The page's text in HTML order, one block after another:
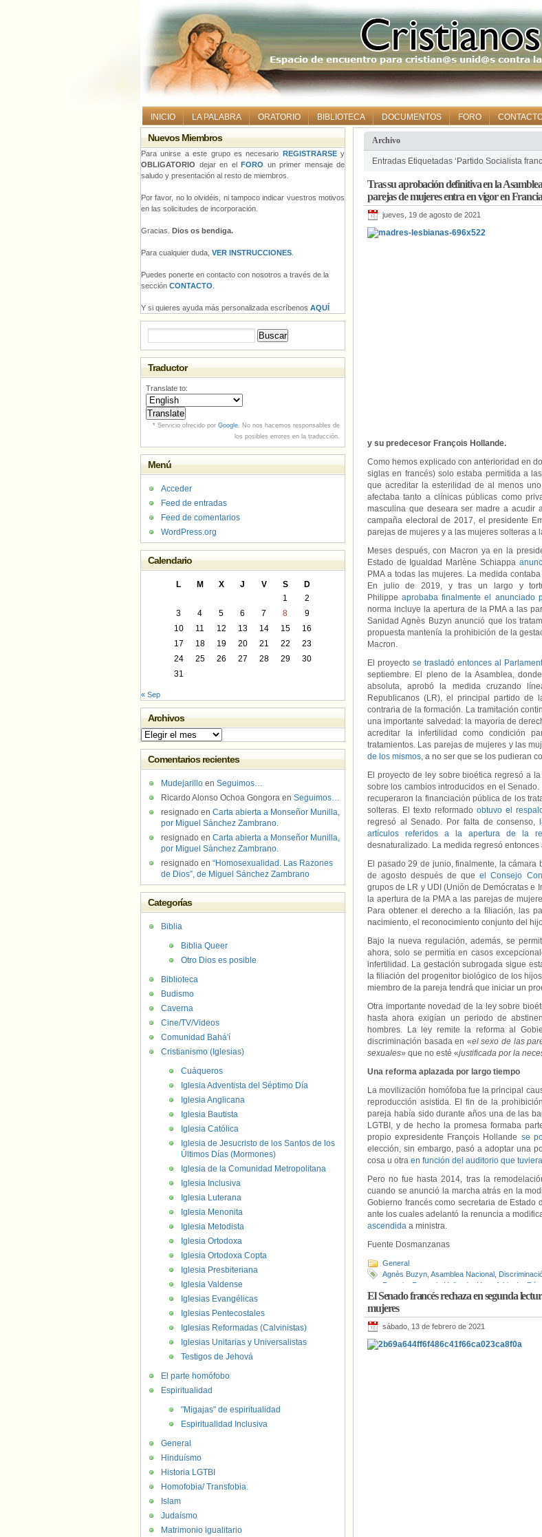
INICIO LA PALABRA ORATORIO BIBLIOTECA DOCUMENTOS FORO
Archivo
Entradas Etiquetadas ‘Partido Socialista
Tras su aprobación definitiva en la
parejas de mujeres entra en vigor en Francia
jueves, 19 de agosto de 2021
y su predecesor François Hollande.
Como hemos explicado con anterioridad en
siglas en francés) solo estaba permitida a
que acreditar la esterilidad de al menos
afectaba tanto a clínicas públicas como
masculina que deseara ser madre a acudir
campaña electoral de 2017, el presidente
parejas de mujeres y a las mujeres solteras a
Meses después, con Macron ya en la
Estado de Igualdad Marlène Schiappa
PMA a todas las mujeres. La medida
En julio de 2019, y tras un largo y
Philippeaprobaba finalmente el anunciado
norma incluye la apertura de la PMA a las
Sanidad Agnès Buzyn anunció que los
propuesta mantenía la prohibición de la
Macron.
El proyectose trasladó entonces al
septiembre. El pleno de la Asamblea,
absoluta, aprobó la medida cruzando
Republicanos (LR), el principal partido
contraria de la formación. La tramitación
una importante salvedad: la mayoría de
acreditar la infertilidad como condición
tratamientos. Las parejas de mujeres y las
de los mismos, a no ser que se los pudieran
El proyecto de ley sobre bioética regresó a
sobre los cambios introducidos en el
recuperaron la financiación pública de los
solteras. El texto reformado obtuvo el
regresó al Senado. Por falta de consenso,
artículos referidos a la apertura de la
desnaturalizado. La medida regresó
El pasado 29 de junio, finalmente, la cámara
de agosto después de queel Consejo
grupos de LR y UDI (Unión de Demócratas e
la apertura de la PMA a las parejas de
Para obtener el derecho a la filiación, las
nacimiento, el reconocimiento conjunto del
Bajo la nueva regulación, además, se
ahora, solo se permitía en casos
infertilidad. La gestación subrogada sigue
la filiación del progenitor biológico de los
miembro de la pareja tendrá que iniciar un
Otra importante novedad de la ley sobre
hasta ahora exigían un periodo de
hombres. La ley remite la reforma al
discriminación basada en «el sexo de las
sexuales» que no esté «justificada por la
Una reforma aplazada por largo tiempo
La movilización homófoba fue la principal
reproducción asistida. El fin de la
pareja había sido durante años una de las
LGTBI, y de hecho la promesa formaba
propio expresidente François Hollande se
elección, sin embargo, pasó a adoptar una
cosa u otra en función del auditorio que
Pero no fue hasta 2014, tras la
cuando se anunció la marcha atrás en la
Gobierno francés como secretaria de
ante los cuales adelantó la renuncia a
ascendida a ministra.
Fuente Dosmanzanas
General
Agnès Buzyn Asamblea Nacional
Francia
François Hollande Homofobia La
LGTBIfobia,Los Republicanos ,Manif pour tous
Reproducción asistida
El Senado francés rechaza en segunda
mujeres
sábado, 13 de febrero de 2021
Nuevos Miembros
Para unirse a este grupo es necesario REGISTRARSEy
OBLIGATORIO dejar en el FORO un primer mensaje de
saludo y presentación al resto de miembros.
Por favor, no lo olvidéis, ni tampoco indicar vuestros motivos
en las solicitudes de incorporación.
Gracias. Dios os bendiga.
Para cualquier duda, VER INSTRUCCIONES
Puedes ponerte en contacto con nosotros a través de la
sección CONTACTO
Y si quieres ayuda más personalizada escríbenos AQUÍ
Traductor
Translate to:
* Servicio ofrecido por Google. No nos hacemos responsables de
los posibles errores en la traducción.
Menú
Acceder
Feed de entradas
Feed de comentarios
WordPress.org
Calendario
L M X J V S
D
1
2
3
4 5 6 7 8
9
10
11 12 13 14 15
16
17
18 19 20 21 22
23
24
25 26 27 28 29
30
31
« Sep
Archivos
Archivos
Comentarios recientes
Mudejarillo en Seguimos…
Ricardo Alonso Ochoa Gongora en Seguimos…
resignado en Carta abierta a Monseñor Munilla,
por Miguel Sánchez Zambrano.
resignado en Carta abierta a Monseñor Munilla,
por Miguel Sánchez Zambrano.
resignado en “Homosexualidad. Las Razones
de Dios”, de Miguel Sánchez Zambrano
Categorías
Biblia
Biblia Queer
Otro Dios es posible
Biblioteca
Budismo
Caverna
Cine/TV/Videos
Comunidad Bahá'í
Cristianismo (Iglesias)
Cuáqueros
Iglesia Adventista del Séptimo Día
Iglesia Anglicana
Iglesia Bautista
Iglesia Católica
Iglesia de Jesucristo de los Santos de los
Últimos Días (Mormones)
Iglesia de la Comunidad Metropolitana
Iglesia Inclusiva
Iglesia Luterana
Iglesia Menonita
Iglesia Metodista
Iglesia Ortodoxa
Iglesia Ortodoxa Copta
Iglesia Presbiteriana
Iglesia Valdense
Iglesias Evangélicas
Iglesias Pentecostales
Iglesias Reformadas (Calvinistas)
Iglesias Unitarias y Universalistas
Testigos de Jehová
El parte homófobo
Espiritualidad
"Migajas" de espiritualidad
Espiritualidad Inclusiva
General
Hinduísmo
Historia LGTBI
Homofobia/ Transfobia.
Islam
Judaísmo
Matrimonio igualitario